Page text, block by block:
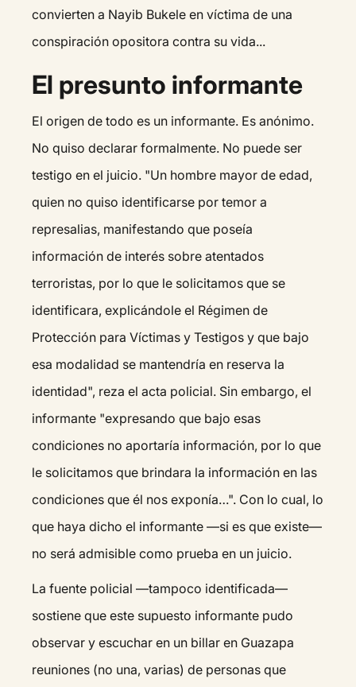
convierten a Nayib Bukele en víctima de una
conspiración opositora contra su vida...
El presunto informante
El origen de todo es un informante. Es anónimo.
No quiso declarar formalmente. No puede ser
testigo en el juicio. "Un hombre mayor de edad,
quien no quiso identificarse por temor a
represalias, manifestando que poseía
información de interés sobre atentados
terroristas, por lo que le solicitamos que se
identificara, explicándole el Régimen de
Protección para Víctimas y Testigos y que bajo
esa modalidad se mantendría en reserva la
identidad", reza el acta policial. Sin embargo, el
informante "expresando que bajo esas
condiciones no aportaría información, por lo que
le solicitamos que brindara la información en las
condiciones que él nos exponía…". Con lo cual, lo
que haya dicho el informante —si es que existe—
no será admisible como prueba en un juicio.
La fuente policial —tampoco identificada—
sostiene que este supuesto informante pudo
observar y escuchar en un billar en Guazapa
reuniones (no una, varias) de personas que